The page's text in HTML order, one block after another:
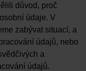
důvod, proč
údaje. V
zabývat situací, a
údajů, nebo
a
údajů.